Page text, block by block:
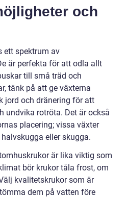
och
ett spektrum av
är perfekta för att odla allt
till små träd och
tänk på att ge växterna
jord och dränering för att
undvika rotröta. Det är också
placering; vissa växter
eller skugga.
är lika viktig som
bör krukor tåla frost, om
kvalitetskrukor som är
dem på vatten före